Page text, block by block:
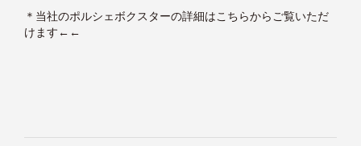
＊ 当社のポルシェボクスターの詳細はこちらからご覧いただ
けます ←←